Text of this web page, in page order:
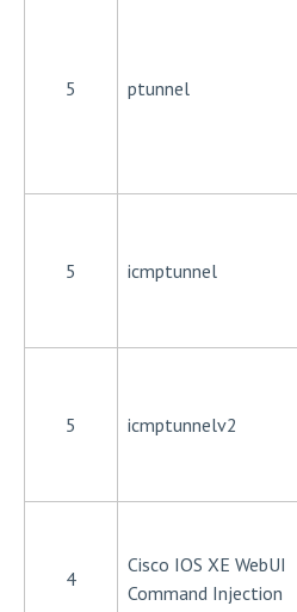
5 ptunnel
5 icmptunnel
5 icmptunnelv2
4
Cisco IOS XE WebUI
Command Injection